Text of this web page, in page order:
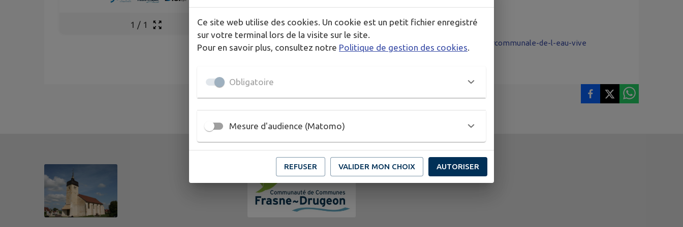
1 / 1
PLUS D'INFORMATIONS
https://www.helloasso.com/associations/association-culturelle-intercommunale-de-l-eau-vive
https://eauviveaci.fr/infos-pratiques/
Ce site web utilise des cookies. Un cookie est un petit fichier enregistré
sur votre terminal lors de la visite sur le site.
Pour en savoir plus, consultez notre Politique de gestion des cookies
Obligatoire
Mesure d'audience (Matomo)
REFUSER VALIDER MON CHOIX AUTORISER